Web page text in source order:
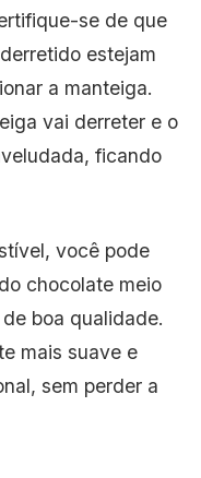
se de que
estejam
a manteiga.
vai derreter e o
ficando
você pode
chocolate meio
boa qualidade.
mais suave e
sem perder a